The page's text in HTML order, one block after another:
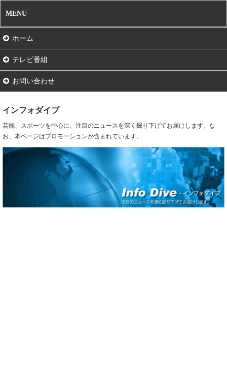
MENU
ホーム
テレビ番組
お問い合わせ
インフォダイブ
芸能、スポーツを中心に、注目のニュースを深く掘り下げてお届けします。な
お、本ページはプロモーションが含まれています。